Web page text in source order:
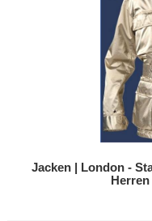
Jacken | London -